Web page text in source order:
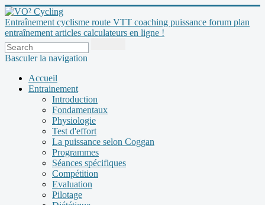
Entraînement cyclisme route VTT coaching puissance forum plan
entraînement articles calculateurs en ligne !
Basculer la navigation
Accueil
Entrainement
Introduction
Fondamentaux
Physiologie
Test d'effort
La puissance selon Coggan
Programmes
Séances spécifiques
Compétition
Evaluation
Pilotage